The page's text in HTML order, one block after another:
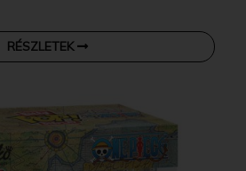
RÉSZLETEK